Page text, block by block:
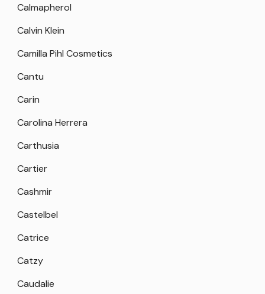
Calmapherol
Calvin Klein
Camilla Pihl Cosmetics
Cantu
Carin
Carolina Herrera
Carthusia
Cartier
Cashmir
Castelbel
Catrice
Catzy
Caudalie